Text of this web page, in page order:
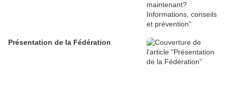
Présentation de la Fédération